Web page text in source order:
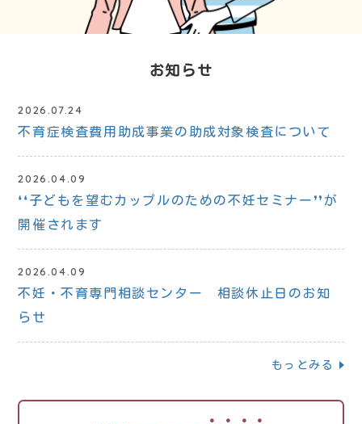
お知らせ
2026.07.24
不育症検査費用助成事業の助成対象検査について
2026.04.09
❛❛子どもを望むカップルのための不妊セミナー❜❜が
開催されます
2026.04.09
不妊・不育専門相談センター 相談休止日のお知
らせ
もっとみる